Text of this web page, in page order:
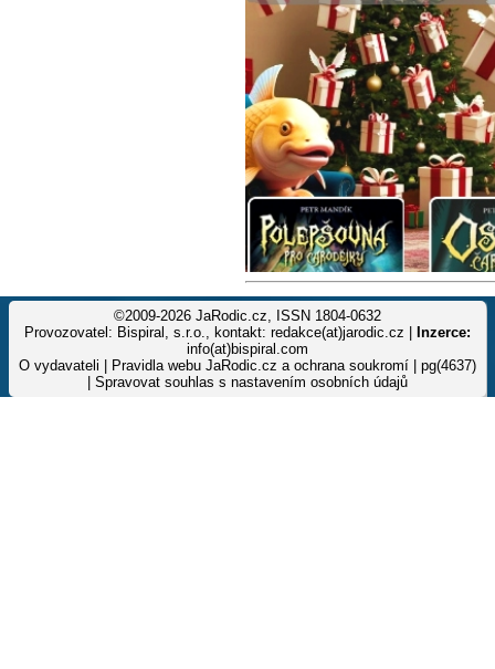
©2009-2026 JaRodic.cz, ISSN 1804-0632
Provozovatel: Bispiral, s.r.o., kontakt: redakce(at)jarodic.cz |
Inzerce:
info(at)bispiral.com
O vydavateli
Pravidla webu JaRodic.cz a ochrana soukromí | pg(4637)
Spravovat souhlas s nastavením osobních údajů